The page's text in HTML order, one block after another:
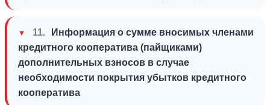
11.
Информация о сумме вносимых членами
кредитного кооператива (пайщиками)
дополнительных взносов в случае
необходимости покрытия убытков кредитного
кооператива